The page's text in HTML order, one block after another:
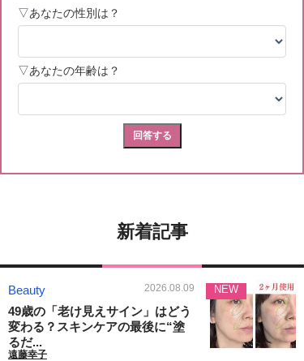
新着記事
Beauty 2026.08.09
49歳の「老け見えサイン」はどう
変わる？スキンケアの最後に“塗
るだ...
遠藤幸子
NEW